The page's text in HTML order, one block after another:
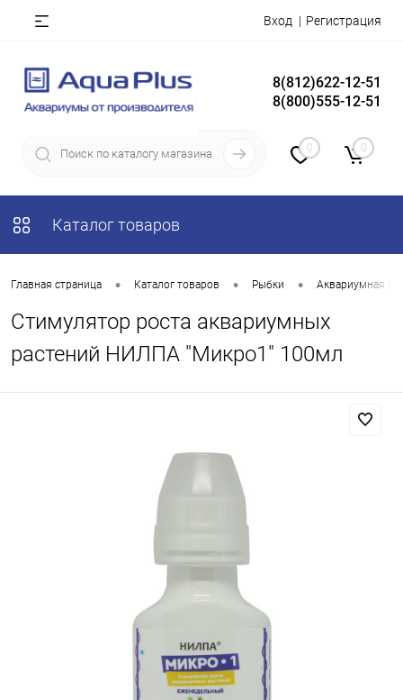
Вход Регистрация
8(812)622-12-51
8(800)555-12-51
0 0
Каталог товаров
Главная страница • Каталог товаров • Рыбки • Аквариумная
Стимулятор роста аквариумных
растений НИЛПА "Микро1" 100мл